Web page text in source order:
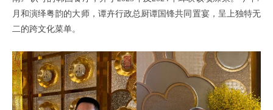
月和演绎粤韵的大师，谭卉行政总厨谭国锋共同置宴，呈上独特无
二的跨文化菜单。